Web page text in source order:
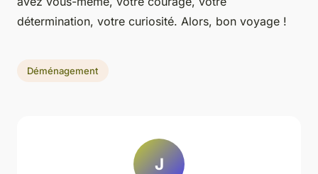
détermination, votre curiosité. Alors, bon voyage !
Déménagement
J